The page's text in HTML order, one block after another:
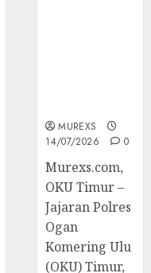
MUREXS
14/07/2026
0
Murexs.com,
OKU Timur –
Jajaran Polres
Ogan
Komering Ulu
(OKU) Timur,